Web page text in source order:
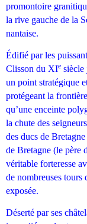
promontoire
la rive gauche de la
nantaise.
Édifié par les
Clisson du XIe siècle
un point stratégique
protégeant la
qu’une enceinte
la chute des
des ducs de Bretagne
de Bretagne (le père
véritable forteresse
de nombreuses tours
exposée.
Déserté par ses